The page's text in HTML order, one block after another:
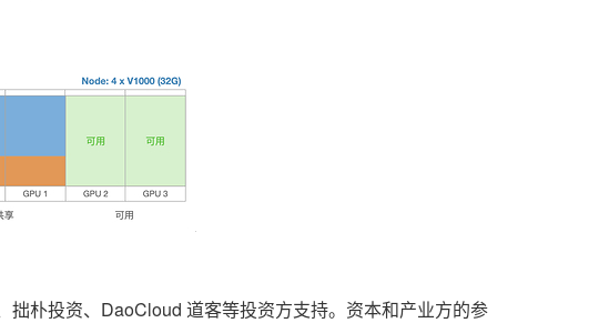
朴投资、DaoCloud 道客等投资方支持。资本和产业方的参